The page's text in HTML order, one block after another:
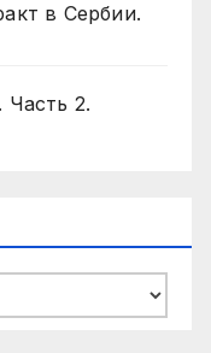
в Сербии.
Часть 2.